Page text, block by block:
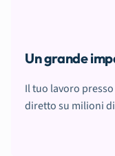
Un grande
Il tuo lavoro
diretto su milioni